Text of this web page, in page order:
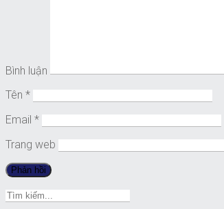
Bình luận
Tên *
Email *
Trang web